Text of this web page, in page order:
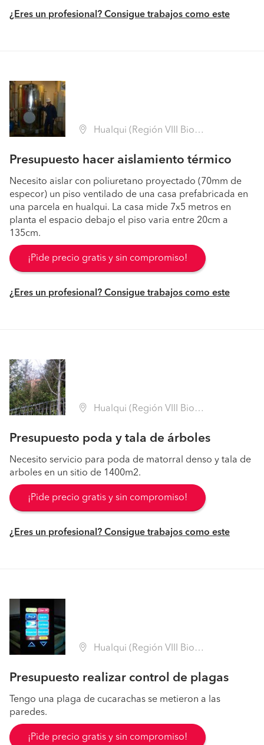
¿Eres un profesional? Consigue trabajos como este
Hualqui (Región VIII Biobío - Concepción)
Presupuesto hacer aislamiento térmico
Necesito aislar con poliuretano proyectado (70mm de
especor) un piso ventilado de una casa prefabricada en
una parcela en hualqui. La casa mide 7x5 metros en
planta el espacio debajo el piso varia entre 20cm a
135cm.
¡Pide precio gratis y sin compromiso!
¿Eres un profesional? Consigue trabajos como este
Hualqui (Región VIII Biobío - Concepción)
Presupuesto poda y tala de árboles
Necesito servicio para poda de matorral denso y tala de
arboles en un sitio de 1400m2.
¡Pide precio gratis y sin compromiso!
¿Eres un profesional? Consigue trabajos como este
Hualqui (Región VIII Biobío - Concepción)
Presupuesto realizar control de plagas
Tengo una plaga de cucarachas se metieron a las
paredes.
¡Pide precio gratis y sin compromiso!